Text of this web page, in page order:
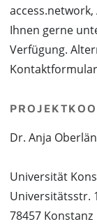
Ihnen gerne
Verfügung.
Dr. Anja
Universität
Universitätsstr.
78457 Konstanz